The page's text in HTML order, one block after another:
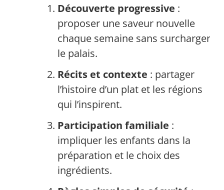
Découverte progressive :
proposer une saveur nouvelle
chaque semaine sans surcharger
le palais.
Récits et contexte : partager
l’histoire d’un plat et les régions
qui l’inspirent.
Participation familiale :
impliquer les enfants dans la
préparation et le choix des
ingrédients.